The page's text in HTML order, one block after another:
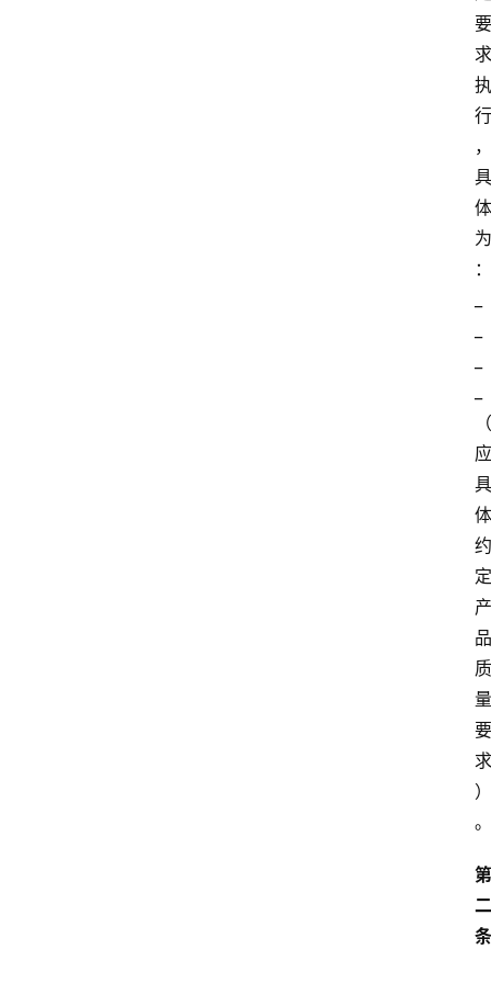
要
求
执
行
，
具
体
为
：
（
应
具
体
约
定
产
品
质
量
要
求
）
。
第
二
条